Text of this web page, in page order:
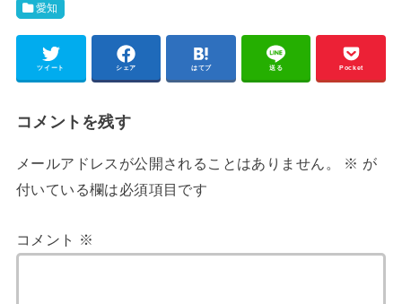
愛知
ツイート シェア はてブ 送る Pocket
コメントを残す
メールアドレスが公開されることはありません。 ※ が
付いている欄は必須項目です
コメント ※